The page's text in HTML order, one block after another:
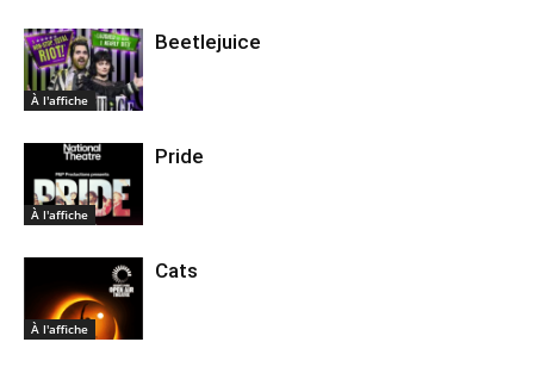
À l'affiche
Beetlejuice
À l'affiche
Pride
À l'affiche
Cats